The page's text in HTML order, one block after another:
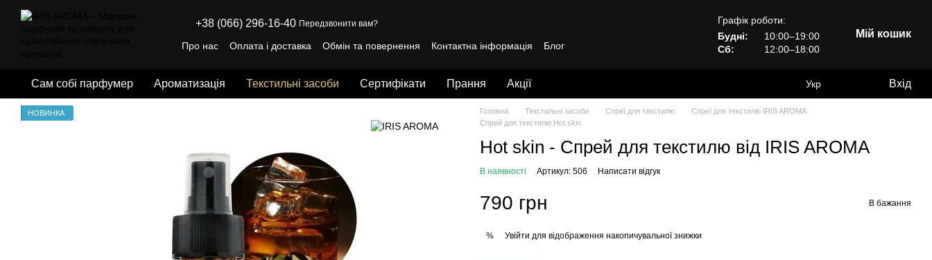
Перейти до основного контенту
+38 (066) 296-16-40 Передзвонити вам?
Про нас Оплата і доставка Обмін та повернення Контактна інформація
Блог
Графік роботи:
Будні:
10:00–19:00
Сб:
12:00–18:00
Мій кошик
Сам собі парфумер Ароматизація Текстильні засоби Сертифікати Прання Акції Укр Вхід
НОВИНКА Головна Текстильні засоби Спреї для текстилю
Спреї для текстилю IRIS AROMA
Спрей для текстилю Hot skin
Hot skin - Спрей для текстилю від IRIS AROMA
В наявності Артикул: 506 Написати відгук
790 грн В бажання
% Увійти для відображення накопичувальної знижки